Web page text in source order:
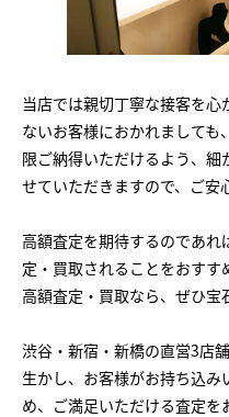
当店では親切丁寧な接客を
ないお客様におかれまして
限ご納得いただけるよう、細
せていただきますので、ご安
高額査定を期待するのであ
定・買取されることをおすす
高額査定・買取なら、ぜひ宝
渋谷・新宿・新橋の直営3店
生かし、お客様がお持ち込
め、ご満足いただける査定を